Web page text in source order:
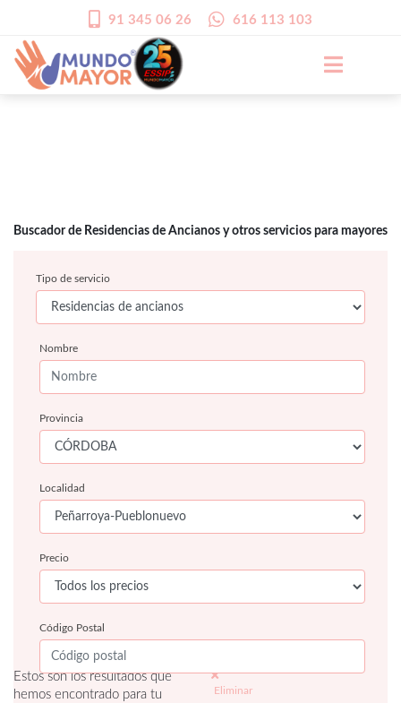
91 345 06 26 616 113 103
Buscador de Residencias de Ancianos y otros servicios para mayores
Tipo de servicio
Nombre
Provincia
Localidad
Precio
Código Postal
Estos son los resultados que
hemos encontrado para tu
Eliminar